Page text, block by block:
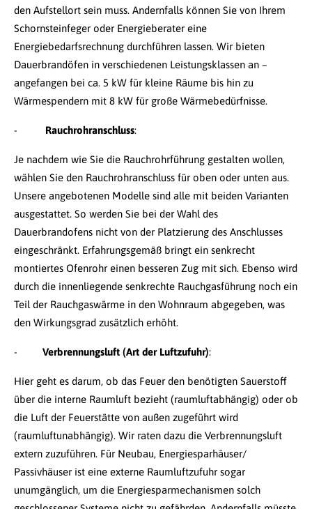
den Aufstellort sein muss. Andernfalls können Sie von Ihrem
Schornsteinfeger oder Energieberater eine
Energiebedarfsrechnung durchführen lassen. Wir bieten
Dauerbrandöfen in verschiedenen Leistungsklassen an –
angefangen bei ca. 5 kW für kleine Räume bis hin zu
Wärmespendern mit 8 kW für große Wärmebedürfnisse.
- Rauchrohranschluss:
Je nachdem wie Sie die Rauchrohrführung gestalten wollen,
wählen Sie den Rauchrohranschluss für oben oder unten aus.
Unsere angebotenen Modelle sind alle mit beiden Varianten
ausgestattet. So werden Sie bei der Wahl des
Dauerbrandofens nicht von der Platzierung des Anschlusses
eingeschränkt. Erfahrungsgemäß bringt ein senkrecht
montiertes Ofenrohr einen besseren Zug mit sich. Ebenso wird
durch die innenliegende senkrechte Rauchgasführung noch ein
Teil der Rauchgaswärme in den Wohnraum abgegeben, was
den Wirkungsgrad zusätzlich erhöht.
- Verbrennungsluft (Art der Luftzufuhr):
Hier geht es darum, ob das Feuer den benötigten Sauerstoff
über die interne Raumluft bezieht (raumluftabhängig) oder ob
die Luft der Feuerstätte von außen zugeführt wird
(raumluftunabhängig). Wir raten dazu die Verbrennungsluft
extern zuzuführen. Für Neubau, Energiesparhäuser/
Passivhäuser ist eine externe Raumluftzufuhr sogar
unumgänglich, um die Energiesparmechanismen solch